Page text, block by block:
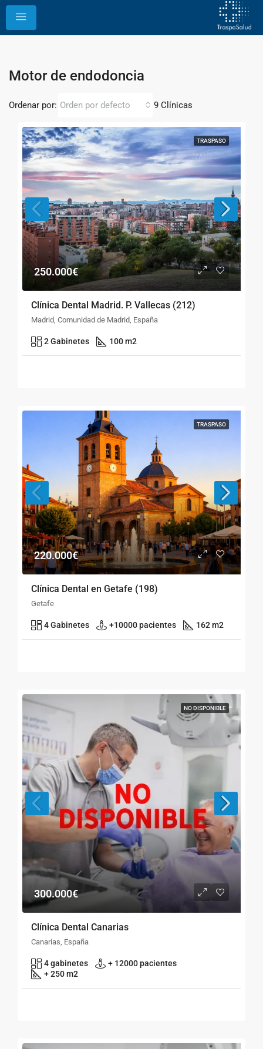
Motor de endodoncia
9 Clínicas
Ordenar por: Orden por defecto
TRASPASO
250.000€
Clínica Dental Madrid. P. Vallecas (212)
Madrid, Comunidad de Madrid, España
2 Gabinetes 100 m2
TRASPASO
220.000€
Clínica Dental en Getafe (198)
Getafe
4 Gabinetes +10000 pacientes 162 m2
NO DISPONIBLE
300.000€
Clínica Dental Canarias
Canarias, España
4 gabinetes
+ 12000 pacientes
+ 250 m2